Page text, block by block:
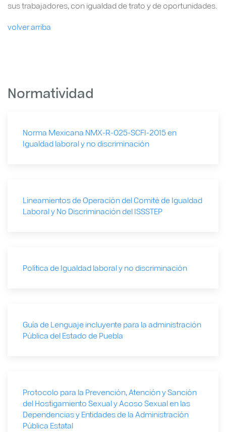
sus trabajadores, con igualdad de trato y de oportunidades.
volver arriba
Normatividad
Norma Mexicana NMX-R-025-SCFI-2015 en
Igualdad laboral y no discriminación
Lineamientos de Operación del Comité de Igualdad
Laboral y No Discriminación del ISSSTEP
Política de Igualdad laboral y no discriminación
Guía de Lenguaje incluyente para la administración
Pública del Estado de Puebla
Protocolo para la Prevención, Atención y Sanción
del Hostigamiento Sexual y Acoso Sexual en las
Dependencias y Entidades de la Administración
Pública Estatal